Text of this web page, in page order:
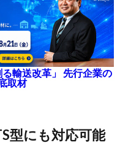
輸送改革」 先行企業の
取材
型にも対応可能